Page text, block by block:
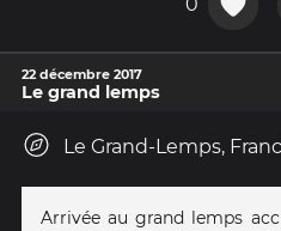
0
22 décembre 2017
Le grand lemps
Le Grand-Lemps,
Arrivée au grand lemps